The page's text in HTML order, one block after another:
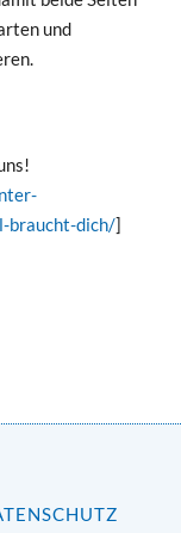
und
braucht-dich/]